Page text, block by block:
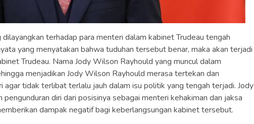
terhadap para menteri dalam kabinet Trudeau tengah
yang menyatakan bahwa tuduhan tersebut benar, maka akan terjadi
Trudeau. Nama Jody Wilson Rayhould yang muncul dalam
menjadikan Jody Wilson Rayhould merasa tertekan dan
agar tidak terlibat terlalu jauh dalam isu politik yang tengah terjadi. Jody
diri dari posisinya sebagai menteri kehakiman dan jaksa
dampak negatif bagi keberlangsungan kabinet tersebut.